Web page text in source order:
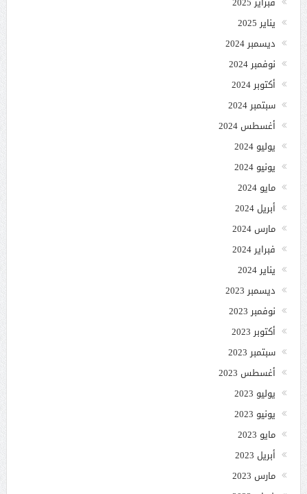
يناير 2025
ديسمبر 2024
نوفمبر 2024
أكتوبر 2024
سبتمبر 2024
أغسطس 2024
يوليو 2024
يونيو 2024
مايو 2024
أبريل 2024
مارس 2024
فبراير 2024
يناير 2024
ديسمبر 2023
نوفمبر 2023
أكتوبر 2023
سبتمبر 2023
أغسطس 2023
يوليو 2023
يونيو 2023
مايو 2023
أبريل 2023
مارس 2023